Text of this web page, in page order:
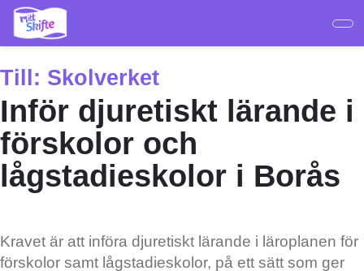
Hoppa
huvudinnehåll
Till: Skolverket
Inför djuretiskt lärande i
förskolor och
lågstadieskolor i Borås
Kravet är att införa djuretiskt lärande i läroplanen för
förskolor samt lågstadieskolor, på ett sätt som ger